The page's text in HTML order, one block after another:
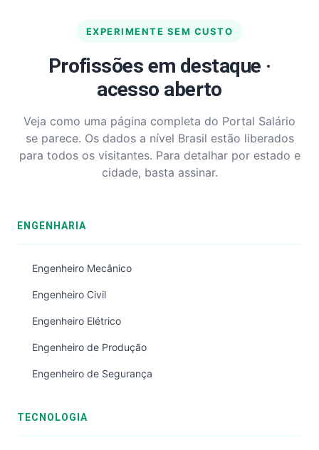
EXPERIMENTE SEM CUSTO
Profissões em destaque ·
acesso aberto
Veja como uma página completa do Portal Salário
se parece. Os dados a nível Brasil estão liberados
para todos os visitantes. Para detalhar por estado e
cidade, basta assinar.
ENGENHARIA
Engenheiro Mecânico
Engenheiro Civil
Engenheiro Elétrico
Engenheiro de Produção
Engenheiro de Segurança
TECNOLOGIA